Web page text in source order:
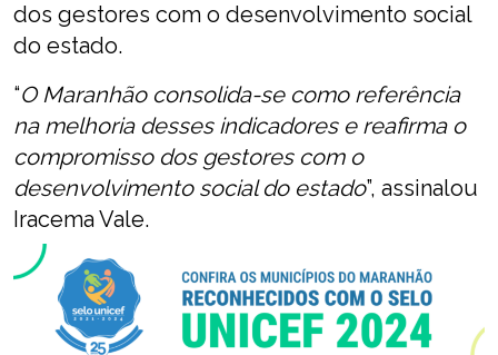
dos gestores com o desenvolvimento social
do estado.
“O Maranhão consolida-se como referência
na melhoria desses indicadores e reafirma o
compromisso dos gestores com o
desenvolvimento social do estado”, assinalou
Iracema Vale.